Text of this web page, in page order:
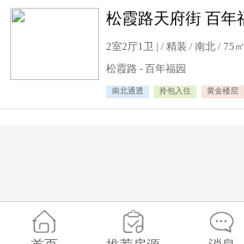
2室2厅1卫 | / 精装 / 南北 / 75㎡
松霞路 - 百年福园
南北通透 拎包入住 黄金楼层